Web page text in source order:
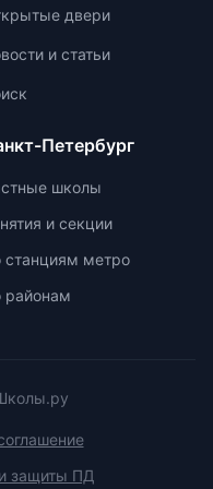
двери
и статьи
Петербург
школы
и секции
станциям метро
районам
защиты ПД